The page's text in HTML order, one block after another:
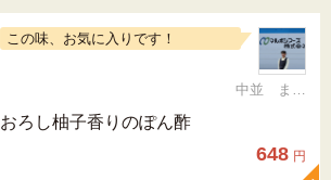
この味、お気に入りです！
中並 まゆみ
おろし柚子香りのぽん酢
648 円